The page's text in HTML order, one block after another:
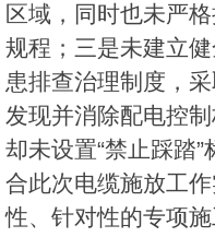
区域，同时也未严
规程；三是未建立
患排查治理制度，
发现并消除配电控
却未设置“禁止踩踏
合此次电缆施放工
性、针对性的专项